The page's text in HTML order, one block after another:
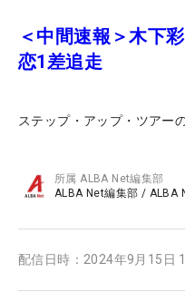
＜中間速報＞木下
恋1差追走
ステップ・アップ・ツアー
所属ALBA Net編集部
ALBA Net編集部 / ALBA
配信日時： 2024年9月15日